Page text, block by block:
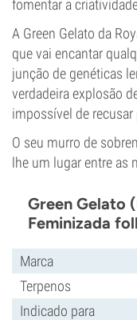
fomentar a
A Green Gelato da
que vai encantar
junção de genéticas
verdadeira explosão
impossível de
O seu murro de
lhe um lugar entre as
Green Gelato
Feminizada
Marca
Terpenos
Indicado para